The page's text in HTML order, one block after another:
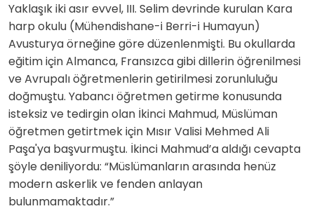
Yaklaşık iki asır evvel, III. Selim devrinde kurulan Kara
harp okulu (Mühendishane-i Berri-i Humayun)
Avusturya örneğine göre düzenlenmişti. Bu okullarda
eğitim için Almanca, Fransızca gibi dillerin öğrenilmesi
ve Avrupalı öğretmenlerin getirilmesi zorunluluğu
doğmuştu. Yabancı öğretmen getirme konusunda
isteksiz ve tedirgin olan İkinci Mahmud, Müslüman
öğretmen getirtmek için Mısır Valisi Mehmed Ali
Paşa'ya başvurmuştu. İkinci Mahmud’a aldığı cevapta
şöyle deniliyordu: “Müslümanların arasında henüz
modern askerlik ve fenden anlayan
bulunmamaktadır.”